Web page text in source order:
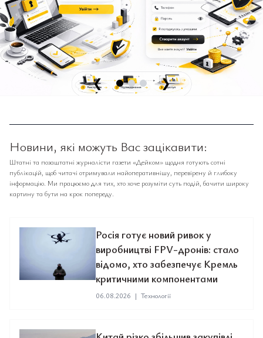
❮ ❯
Новини, які можуть Вас зацікавити:
Штатні та позаштатні журналісти газети «Дейком» щодня готують сотні
публікацій, щоб читачі отримували найоперативнішу, перевірену й глибоку
інформацію. Ми працюємо для тих, хто хоче розуміти суть подій, бачити широку
картину та бути на крок попереду.
Росія готує новий ривок у
виробництві FPV-дронів: стало
відомо, хто забезпечує Кремль
критичними компонентами
06.08.2026 | Технології